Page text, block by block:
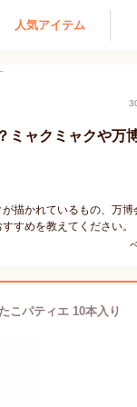
人気アイテム
ミャクミャクや万
描かれているもの、万博
すめを教えてください。
こパティエ 10本入り